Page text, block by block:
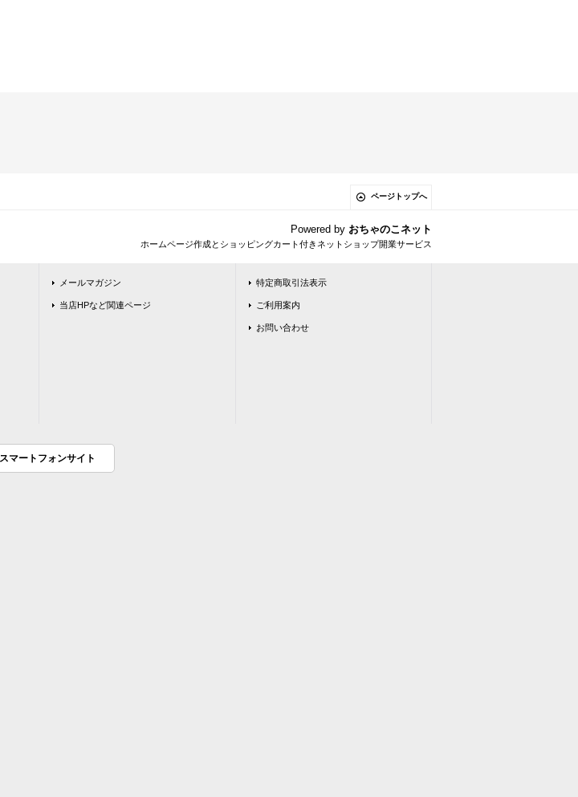
ページトップへ
Powered by おちゃのこネット
ホームページ作成とショッピングカート付きネットショップ開業サービス
メールマガジン
当店HPなど関連ページ
特定商取引法表示
ご利用案内
お問い合わせ
スマートフォンサイト